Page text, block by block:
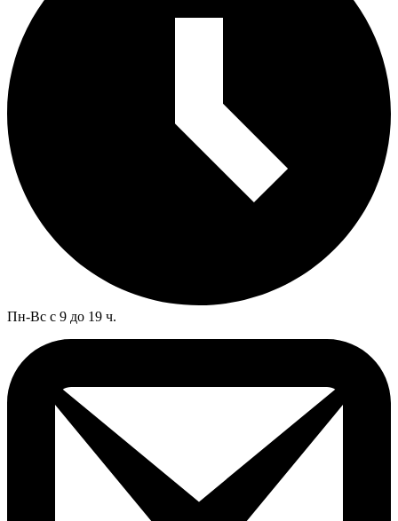
Пн-Вс с 9 до 19 ч.